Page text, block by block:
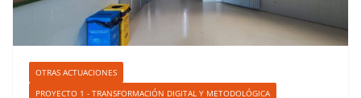
OTRAS ACTUACIONES
PROYECTO 1 - TRANSFORMACIÓN DIGITAL Y METODOLÓGICA